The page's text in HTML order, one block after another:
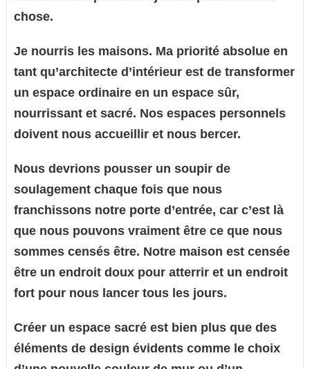
chose.
Je nourris les maisons. Ma priorité absolue en
tant qu’architecte d’intérieur est de transformer
un espace ordinaire en un espace sûr,
nourrissant et sacré. Nos espaces personnels
doivent nous accueillir et nous bercer.
Nous devrions pousser un soupir de
soulagement chaque fois que nous
franchissons notre porte d’entrée, car c’est là
que nous pouvons vraiment être ce que nous
sommes censés être. Notre maison est censée
être un endroit doux pour atterrir et un endroit
fort pour nous lancer tous les jours.
Créer un espace sacré est bien plus que des
éléments de design évidents comme le choix